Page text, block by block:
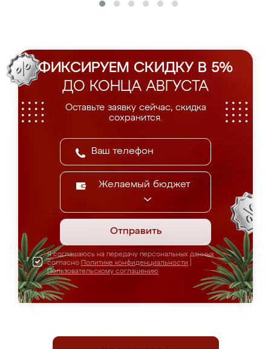
ФИКСИРУЕМ СКИДКУ В 5%
ДО КОНЦА АВГУСТА
Оставьте заявку сейчас, скидка
сохранится.
Желаемый бюджет
Отправить
Я соглашаюсь на передачу персональных данных
согласно Политике конфиденциальности
Пользовательскому соглашению